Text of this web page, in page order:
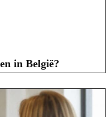
in België?